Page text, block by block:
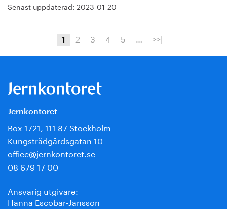
Senast uppdaterad: 2023-01-20
1 2 3 4 5 … >>|
Jernkontoret
Box 1721, 111 87 Stockholm
Kungsträdgårdsgatan 10
office@jernkontoret.se
08 679 17 00
Ansvarig utgivare:
Hanna Escobar-Jansson